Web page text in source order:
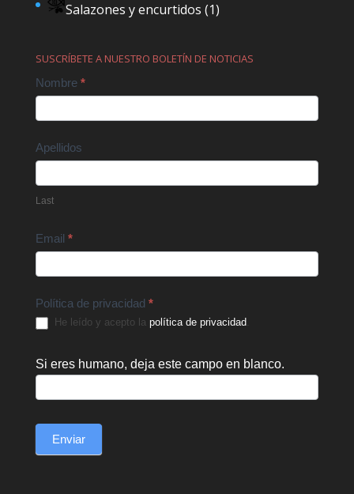
Salazones y encurtidos (1)
SUSCRÍBETE A NUESTRO BOLETÍN DE NOTICIAS
Contact
Nombre *
Apellidos
Last
Email *
Política de privacidad *
He leído y acepto la política de privacidad.
Si eres humano, deja este campo en blanco.
Enviar